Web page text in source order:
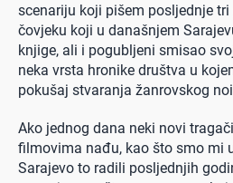
scenariju koji pišem posljednje
čovjeku koji u današnjem
knjige, ali i pogubljeni smisao
neka vrsta hronike društva u
pokušaj stvaranja žanrovskog
Ako jednog dana neki novi
filmovima nađu, kao što smo mi
Sarajevo to radili posljednjih